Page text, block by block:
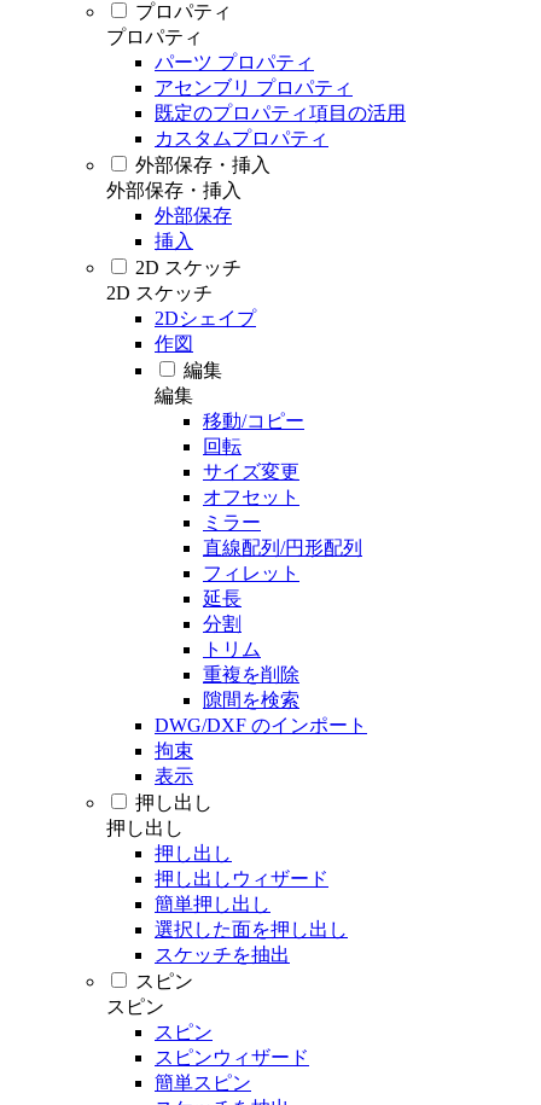
プロパティ
プロパティ
パーツ プロパティ
アセンブリ プロパティ
既定のプロパティ項目の活用
カスタムプロパティ
外部保存・挿入
外部保存・挿入
外部保存
挿入
2D スケッチ
2D スケッチ
2Dシェイプ
作図
編集
編集
移動/コピー
回転
サイズ変更
オフセット
ミラー
直線配列/円形配列
フィレット
延長
分割
トリム
重複を削除
隙間を検索
DWG/DXF のインポート
拘束
表示
押し出し
押し出し
押し出し
押し出しウィザード
簡単押し出し
選択した面を押し出し
スケッチを抽出
スピン
スピン
スピン
スピンウィザード
簡単スピン